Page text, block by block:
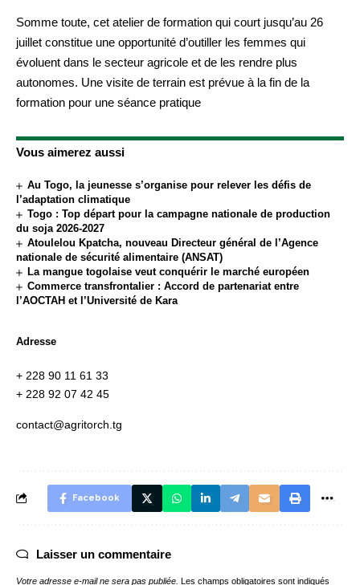
Somme toute, cet atelier de formation qui court jusqu’au 26
juillet constitue une opportunité d’outiller les femmes qui
évoluent dans le secteur agricole et de les rendre plus
autonomes. Une visite de terrain est prévue à la fin de la
formation pour une séance pratique
Vous aimerez aussi
Au Togo, la jeunesse s’organise pour relever les défis de
l’adaptation climatique
Togo : Top départ pour la campagne nationale de production
du soja 2026-2027
Atoulelou Kpatcha, nouveau Directeur général de l’Agence
nationale de sécurité alimentaire (ANSAT)
La mangue togolaise veut conquérir le marché européen
Commerce transfrontalier : Accord de partenariat entre
l’AOCTAH et l’Université de Kara
Adresse
+ 228 90 11 61 33
+ 228 92 07 42 45
contact@agritorch.tg
Facebook
Laisser un commentaire
Votre adresse e-mail ne sera pas publiée. Les champs obligatoires sont indiqués